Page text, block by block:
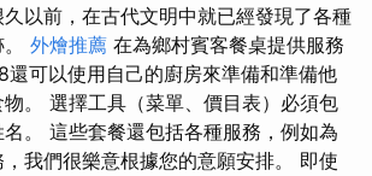
以前，在古代文明中就已經發現了各種
外燴推薦 在為鄉村賓客餐桌提供服務
還可以使用自己的廚房來準備和準備他
。 選擇工具（菜單、價目表）必須包
。 這些套餐還包括各種服務，例如為
我們很樂意根據您的意願安排。 即使